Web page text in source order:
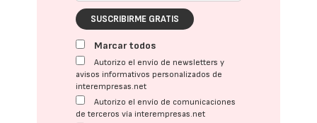
SUSCRIBIRME GRATIS
Marcar todos
Autorizo el envío de newsletters y
avisos informativos personalizados de
interempresas.net
Autorizo el envío de comunicaciones
de terceros vía interempresas.net